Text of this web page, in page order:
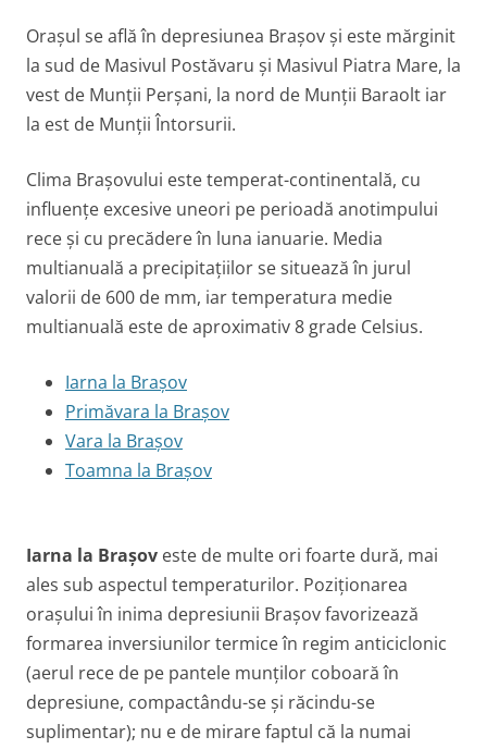
Orașul se află în depresiunea Brașov și este mărginit
la sud de Masivul Postăvaru și Masivul Piatra Mare, la
vest de Munții Perșani, la nord de Munții Baraolt iar
la est de Munții Întorsurii.
Clima Brașovului este temperat-continentală, cu
influențe excesive uneori pe perioadă anotimpului
rece și cu precădere în luna ianuarie. Media
multianuală a precipitațiilor se situează în jurul
valorii de 600 de mm, iar temperatura medie
multianuală este de aproximativ 8 grade Celsius.
Iarna la Brașov
Primăvara la Brașov
Vara la Brașov
Toamna la Brașov
Iarna la Brașov este de multe ori foarte dură, mai
ales sub aspectul temperaturilor. Poziționarea
orașului în inima depresiunii Brașov favorizează
formarea inversiunilor termice în regim anticiclonic
(aerul rece de pe pantele munților coboară în
depresiune, compactându-se și răcindu-se
suplimentar); nu e de mirare faptul că la numai